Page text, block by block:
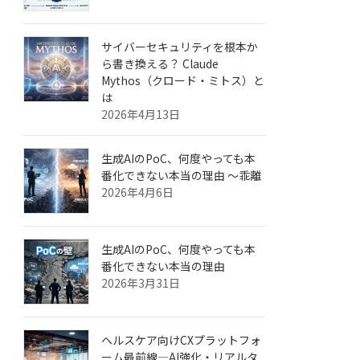
サイバーセキュリティを根本か
ら書き換える？ Claude
Mythos（クロード・ミトス）と
は
2026年4月13日
生成AIのPoC、何度やっても本
番化できない本当の理由 ～乖離
2026年4月6日
生成AIのPoC、何度やっても本
番化できない本当の理由
2026年3月31日
ヘルスケア向けCXプラットフォ